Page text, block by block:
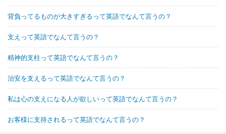
背負ってるものが大きすぎるって英語でなんて言うの？
支えって英語でなんて言うの？
精神的支柱って英語でなんて言うの？
治安を支えるって英語でなんて言うの？
私は心の支えになる人が欲しいって英語でなんて言うの？
お客様に支持されるって英語でなんて言うの？